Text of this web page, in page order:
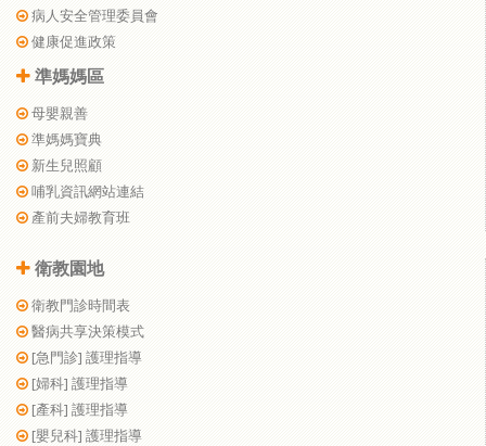
病人安全管理委員會
健康促進政策
準媽媽區
母嬰親善
準媽媽寶典
新生兒照顧
哺乳資訊網站連結
產前夫婦教育班
衛教園地
衛教門診時間表
醫病共享決策模式
[急門診] 護理指導
[婦科] 護理指導
[產科] 護理指導
[嬰兒科] 護理指導